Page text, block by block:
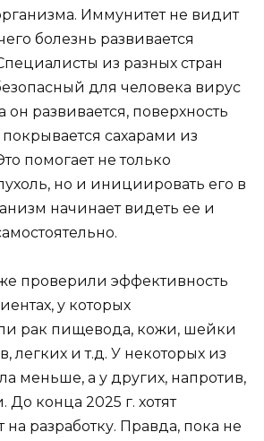
Иммунитет не видит
болезнь развивается
из разных стран
для человека вирус
он развивается, поверхность
сахарами из
помогает не только
но и инициировать его в
начинает видеть ее и
проверили эффективность
у которых
рак пищевода, кожи, шейки
легких и т.д. У некоторых из
меньше, а у других, напротив,
До конца 2025 г. хотят
на разработку. Правда, пока не